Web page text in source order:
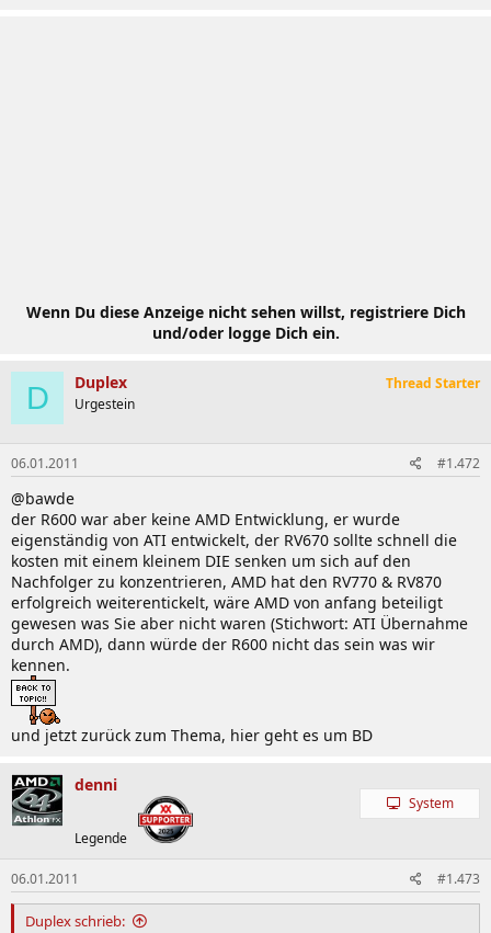
Wenn Du diese Anzeige nicht sehen willst, registriere Dich
und/oder logge Dich ein.
D Duplex
Urgestein
Thread Starter
06.01.2011 #1.472
@bawde
der R600 war aber keine AMD Entwicklung, er wurde
eigenständig von ATI entwickelt, der RV670 sollte schnell die
kosten mit einem kleinem DIE senken um sich auf den
Nachfolger zu konzentrieren, AMD hat den RV770 & RV870
erfolgreich weiterentickelt, wäre AMD von anfang beteiligt
gewesen was Sie aber nicht waren (Stichwort: ATI Übernahme
durch AMD), dann würde der R600 nicht das sein was wir
kennen.
und jetzt zurück zum Thema, hier geht es um BD
denni
Legende
System
06.01.2011 #1.473
Duplex schrieb: